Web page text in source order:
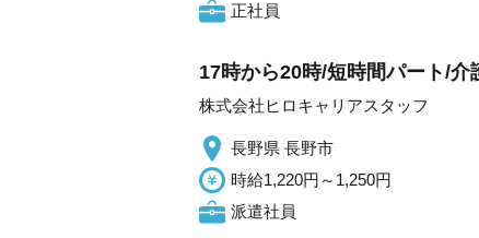
正社員
17時から20時/短時間パート/
株式会社ヒロキャリアスタッフ
長野県 長野市
時給1,220円～1,250円
派遣社員